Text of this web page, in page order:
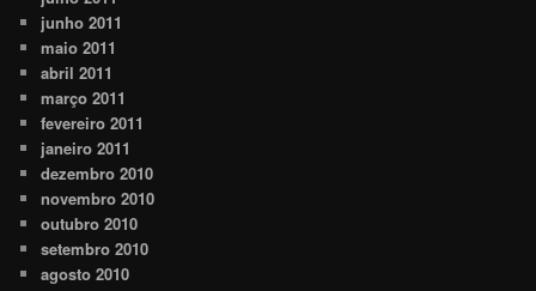
junho 2011
maio 2011
abril 2011
março 2011
fevereiro 2011
janeiro 2011
dezembro 2010
novembro 2010
outubro 2010
setembro 2010
agosto 2010